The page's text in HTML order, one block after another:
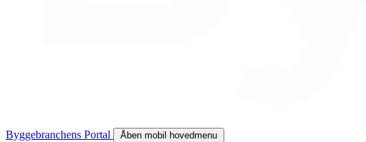
Byggebranchens Portal Åben mobil hovedmenu